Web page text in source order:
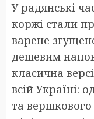
У радянські
коржі стали
варене
дешевим
класична
всій Україні:
та вершкового